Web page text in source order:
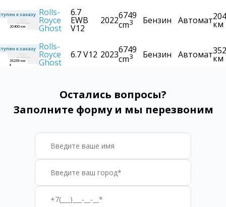
к заказу
20400 км
Rolls-
Royce
Ghost
6.7
EWB
V12
20226749
cm3 Бензин Автоматкм
к заказу
35259 км
Rolls-
Royce
Ghost
6.7 V12 20236749
cm3 Бензин Автоматкм
1
Остались вопросы?
Заполните форму и мы перезвоним